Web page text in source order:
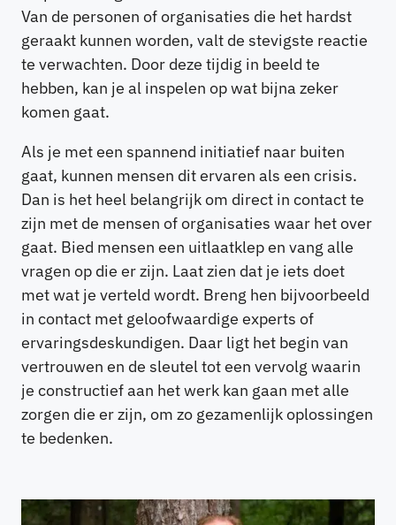
Van de personen of organisaties die het hardst
geraakt kunnen worden, valt de stevigste reactie
te verwachten. Door deze tijdig in beeld te
hebben, kan je al inspelen op wat bijna zeker
komen gaat.
Als je met een spannend initiatief naar buiten
gaat, kunnen mensen dit ervaren als een crisis.
Dan is het heel belangrijk om direct in contact te
zijn met de mensen of organisaties waar het over
gaat. Bied mensen een uitlaatklep en vang alle
vragen op die er zijn. Laat zien dat je iets doet
met wat je verteld wordt. Breng hen bijvoorbeeld
in contact met geloofwaardige experts of
ervaringsdeskundigen. Daar ligt het begin van
vertrouwen en de sleutel tot een vervolg waarin
je constructief aan het werk kan gaan met alle
zorgen die er zijn, om zo gezamenlijk oplossingen
te bedenken.